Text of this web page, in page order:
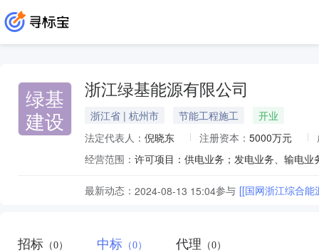
绿基
建设
浙江绿基能源有限公司
浙江省 | 杭州市 节能工程施工
开业
法定代表人： 倪晓东 注册资本： 5000万元
经营范围：
最新动态： 2024-08-13 15:04参与 [[国网浙江综合
招标 （0） 中标 （0） 代理 （0）